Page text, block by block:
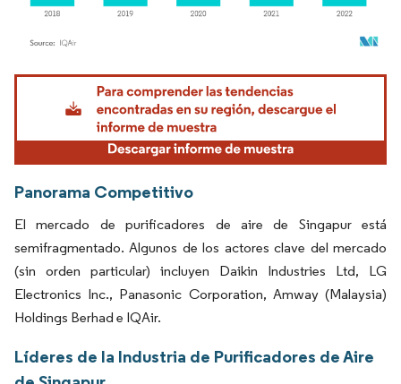
Imagen © Mordor Intelligence. El uso requiere atribución según CC BY 4.0.
Panorama Competitivo
El mercado de purificadores de aire de Singapur está
semifragmentado. Algunos de los actores clave del mercado
(sin orden particular) incluyen Daikin Industries Ltd, LG
Electronics Inc., Panasonic Corporation, Amway (Malaysia)
Holdings Berhad e IQAir.
Líderes de la Industria de Purificadores de Aire